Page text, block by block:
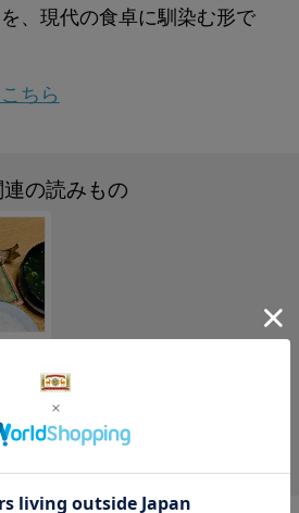
、現代の食卓に馴染む形で
ちら
連の読みもの
」